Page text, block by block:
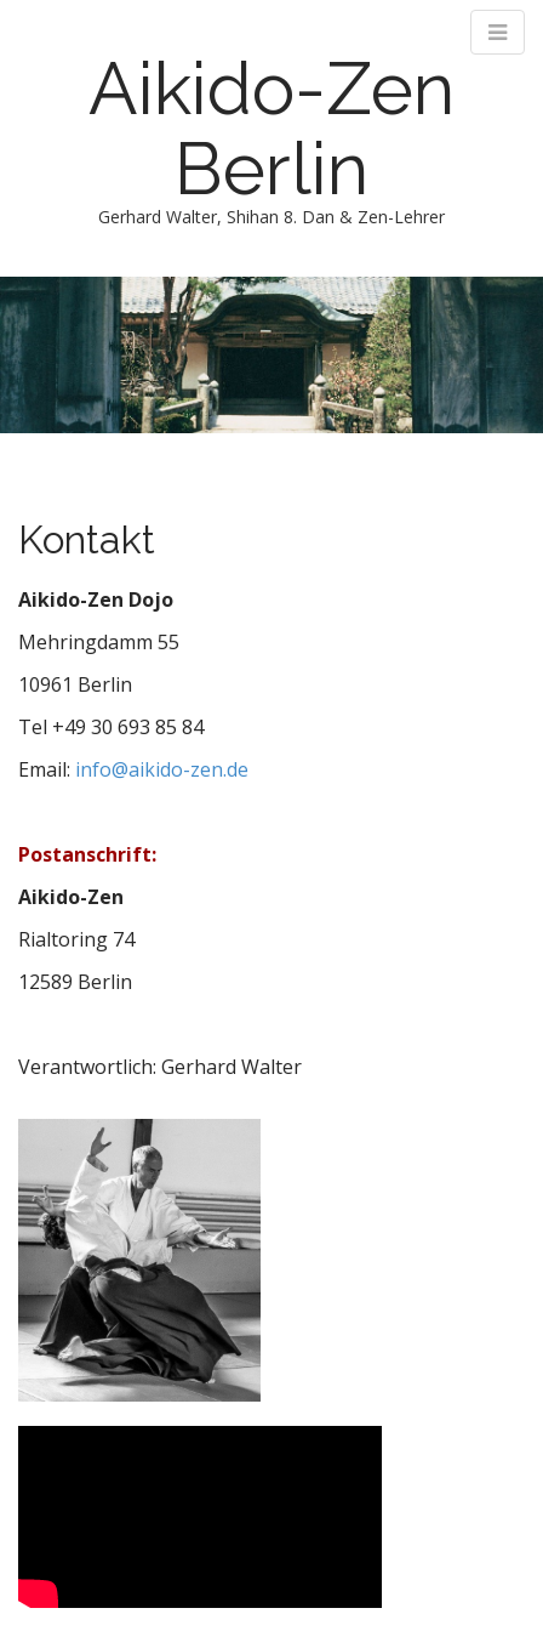
Aikido-Zen
Berlin
Gerhard Walter, Shihan 8. Dan & Zen-Lehrer
Kontakt
Aikido-Zen Dojo
Mehringdamm 55
10961 Berlin
Tel +49 30 693 85 84
Email: info@aikido-zen.de
Postanschrift:
Aikido-Zen
Rialtoring 74
12589 Berlin
Verantwortlich: Gerhard Walter